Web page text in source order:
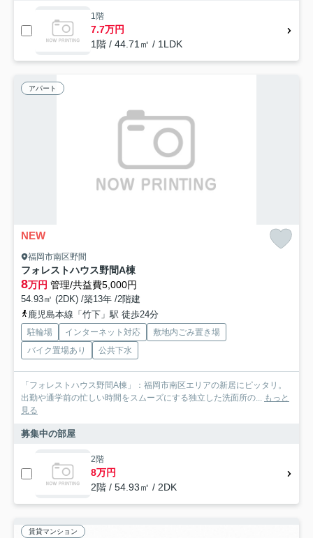
1階
7.7万円
1階 / 44.71㎡ / 1LDK
アパート
NEW
福岡市南区野間
フォレストハウス野間A棟
8万円 管理/共益費5,000円
54.93㎡ (2DK) /築13年 /2階建
鹿児島本線「竹下」駅 徒歩24分
駐輪場 インターネット対応
敷地内ごみ置き場
バイク置場あり
公共下水
「フォレストハウス野間A棟」：福岡市南区エリアの新居にピッタリ。
出勤や通学前の忙しい時間をスムーズにする独立した洗面所の... もっと
見る
募集中の部屋
2階
8万円
2階 / 54.93㎡ / 2DK
賃貸マンション